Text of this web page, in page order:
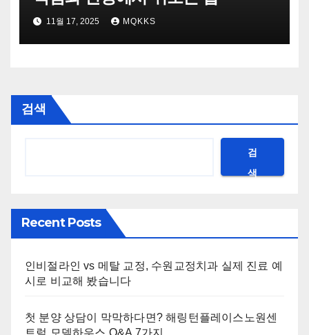
11월 17, 2025 MQKKS
검색
검
색
Recent Posts
인비절라인 vs 메탈 교정, 수원교정치과 실제 진료 예
시로 비교해 봤습니다
첫 분양 상담이 막막하다면? 해링턴플레이스노원센
트럴 모델하우스 Q&A 7가지